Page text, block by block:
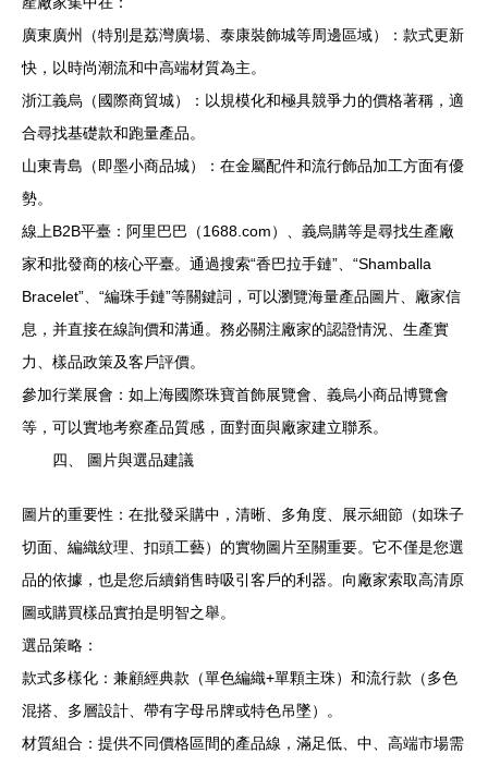
廣東廣州（特別是荔灣廣場、泰康裝飾城等周邊區域）：款式更新
快，以時尚潮流和中高端材質為主。
浙江義烏（國際商貿城）：以規模化和極具競爭力的價格著稱，適
合尋找基礎款和跑量產品。
山東青島（即墨小商品城）：在金屬配件和流行飾品加工方面有優
勢。
線上B2B平臺：阿里巴巴（1688.com）、義烏購等是尋找生產廠
家和批發商的核心平臺。通過搜索“香巴拉手鏈”、“Shamballa
Bracelet”、“編珠手鏈”等關鍵詞，可以瀏覽海量產品圖片、廠家信
息，并直接在線詢價和溝通。務必關注廠家的認證情況、生產實
力、樣品政策及客戶評價。
參加行業展會：如上海國際珠寶首飾展覽會、義烏小商品博覽會
等，可以實地考察產品質感，面對面與廠家建立聯系。
四、 圖片與選品建議
圖片的重要性：在批發采購中，清晰、多角度、展示細節（如珠子
切面、編織紋理、扣頭工藝）的實物圖片至關重要。它不僅是您選
品的依據，也是您后續銷售時吸引客戶的利器。向廠家索取高清原
圖或購買樣品實拍是明智之舉。
選品策略：
款式多樣化：兼顧經典款（單色編織+單顆主珠）和流行款（多色
混搭、多層設計、帶有字母吊牌或特色吊墜）。
材質組合：提供不同價格區間的產品線，滿足低、中、高端市場需